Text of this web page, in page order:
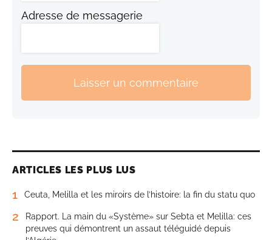
Adresse de messagerie
Laisser un commentaire
ARTICLES LES PLUS LUS
1 Ceuta, Melilla et les miroirs de l’histoire: la fin du statu quo
2
Rapport. La main du «Système» sur Sebta et Melilla: ces
preuves qui démontrent un assaut téléguidé depuis